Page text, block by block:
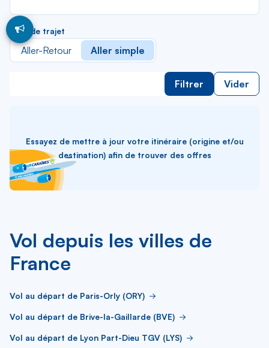
Type de trajet
Aller-Retour Aller simple
Filtrer Vider
Essayez de mettre à jour votre itinéraire (origine et/ou
destination) afin de trouver des offres
Vol depuis les villes de
France
Vol au départ de Paris-Orly (ORY)
Vol au départ de Brive-la-Gaillarde (BVE)
Vol au départ de Lyon Part-Dieu TGV (LYS)